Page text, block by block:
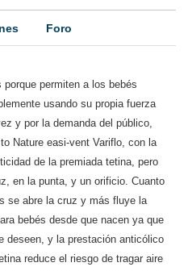
Foro
permiten a los bebés
usando su propia fuerza
y por la demanda del público,
Nature easi-vent Variflo, con la
de la premiada tetina, pero
en la punta, y un orificio. Cuanto
se abre la cruz y más fluye la
bebés desde que nacen ya que
deseen, y la prestación anticólico
reduce el riesgo de tragar aire